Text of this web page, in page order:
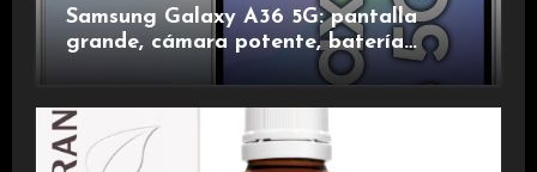
Samsung Galaxy A36 5G: pantalla
grande, cámara potente, batería
duradera y carga rápida para una
experiencia premium.